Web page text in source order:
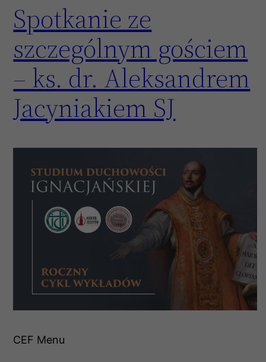
Spotkanie ze
szczególnym gościem
– ks. dr. Aleksandrem
Jacyniakiem SJ
CEF Menu